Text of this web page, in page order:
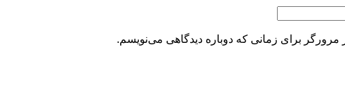
مرورگر برای زمانی که دوباره دیدگاهی می‌نویسم.